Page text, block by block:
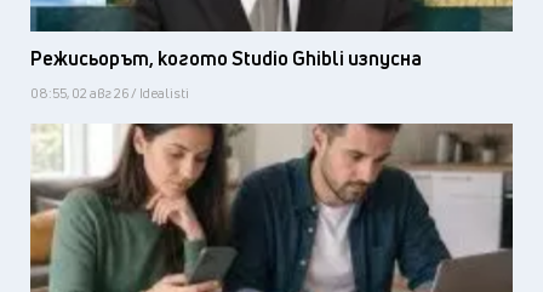
Режисьорът, когото Studio Ghibli изпусна
08:55, 02 авг 26 / Idealisti